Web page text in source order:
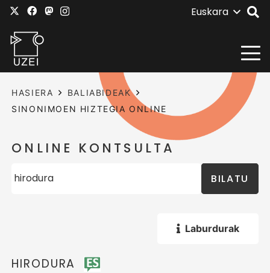
Euskara
HASIERA
BALIABIDEAK
SINONIMOEN HIZTEGIA ONLINE
ONLINE KONTSULTA
BILATU
Laburdurak
HIRODURA